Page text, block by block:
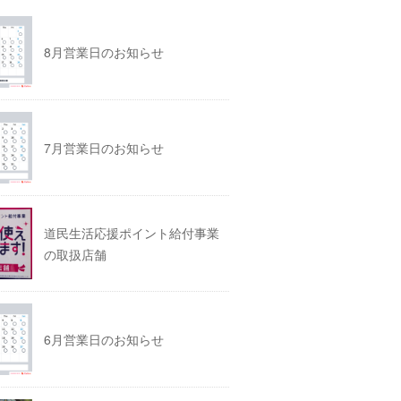
8月営業日のお知らせ
7月営業日のお知らせ
道民生活応援ポイント給付事業
の取扱店舗
6月営業日のお知らせ